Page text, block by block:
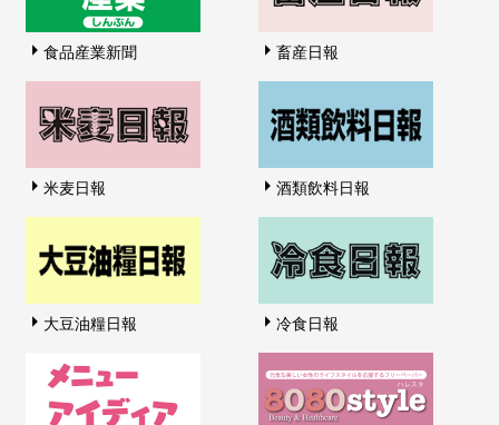
食品産業新聞 畜産日報
米麦日報 酒類飲料日報
大豆油糧日報 冷食日報